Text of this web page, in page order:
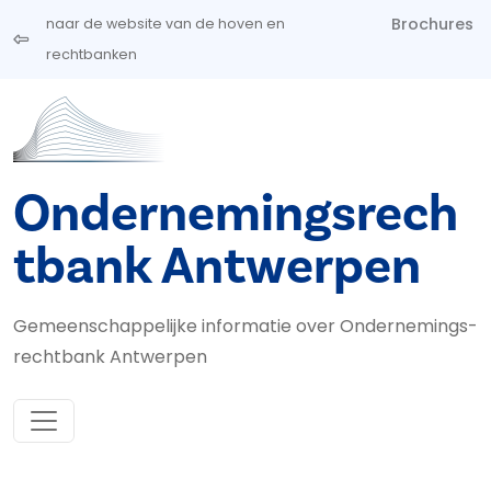
Overslaan en naar de inhoud gaan
naar de website van de hoven en
rechtbanken
Brochures
Ondernemingsrech
tbank Antwerpen
Gemeenschappelijke informatie over Ondernemings­
rechtbank Antwerpen